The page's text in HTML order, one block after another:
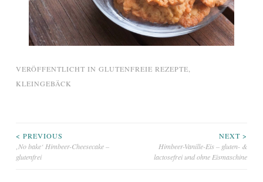
VERÖFFENTLICHT IN GLUTENFREIE REZEPTE
KLEINGEBÄCK
Beitragsnavigation
< PREVIOUS
‚No bake‘ Himbeer-Cheesecake –
glutenfrei
NEXT >
Himbeer-Vanille-Eis – gluten- &
lactosefrei und ohne Eismaschine